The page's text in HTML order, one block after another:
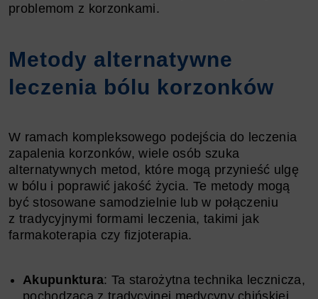
problemom z korzonkami.
Metody alternatywne
leczenia bólu korzonków
W ramach kompleksowego podejścia do leczenia
zapalenia korzonków, wiele osób szuka
alternatywnych metod, które mogą przynieść ulgę
w bólu i poprawić jakość życia. Te metody mogą
być stosowane samodzielnie lub w połączeniu
z tradycyjnymi formami leczenia, takimi jak
farmakoterapia czy fizjoterapia.
Akupunktura: Ta starożytna technika lecznicza,
pochodząca z tradycyjnej medycyny chińskiej,